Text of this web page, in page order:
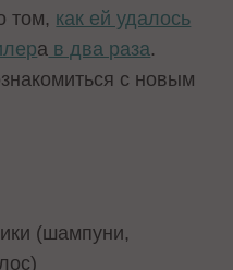
том, как ей удалось
а в два раза.
с новым
(шампуни,